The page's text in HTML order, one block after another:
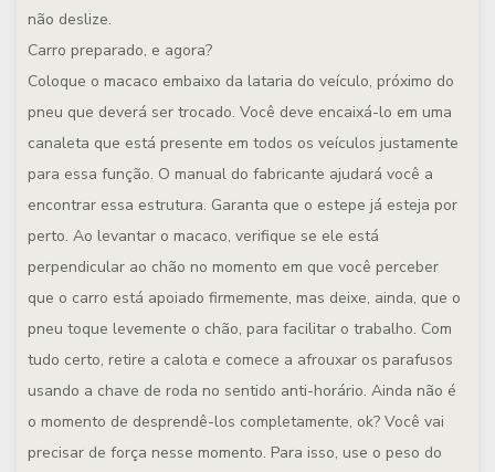
não deslize.
Carro preparado, e agora?
Coloque o macaco embaixo da lataria do veículo, próximo do
pneu que deverá ser trocado. Você deve encaixá-lo em uma
canaleta que está presente em todos os veículos justamente
para essa função. O manual do fabricante ajudará você a
encontrar essa estrutura. Garanta que o estepe já esteja por
perto. Ao levantar o macaco, verifique se ele está
perpendicular ao chão no momento em que você perceber
que o carro está apoiado firmemente, mas deixe, ainda, que o
pneu toque levemente o chão, para facilitar o trabalho. Com
tudo certo, retire a calota e comece a afrouxar os parafusos
usando a chave de roda no sentido anti-horário. Ainda não é
o momento de desprendê-los completamente, ok? Você vai
precisar de força nesse momento. Para isso, use o peso do